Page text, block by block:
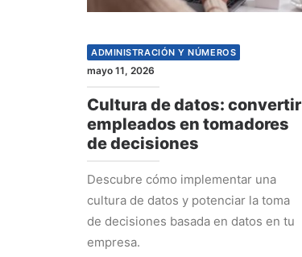
ADMINISTRACIÓN Y NÚMEROS
mayo 11, 2026
Cultura de datos: convertir
empleados en tomadores
de decisiones
Descubre cómo implementar una
cultura de datos y potenciar la toma
de decisiones basada en datos en tu
empresa.